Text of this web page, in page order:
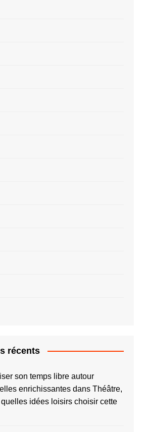
récents
son temps libre autour
enrichissantesdans Théâtre,
quelles idées loisirs choisir cette